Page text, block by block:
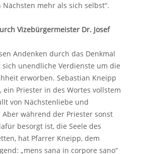
mehr als sich selbst“.
Vizebürgermeister Dr. Josef
Andenken durch das Denkmal
unendliche Verdienste um die
erworben. Sebastian Kneipp
ein Priester in des Wortes vollstem
von Nächstenliebe und
Aber während der Priester sonst
besorgt ist, die Seele des
hat Pfarrer Kneipp, dem
„mens sana in corpore sano“